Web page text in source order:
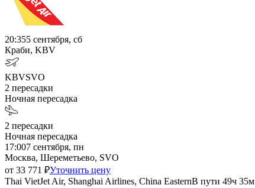
20:355 сентября, сб
Краби, KBV
KBVSVO
2 пересадки
Ночная пересадка
2 пересадки
Ночная пересадка
17:007 сентября, пн
Москва, Шереметьево, SVO
от 33 771 ₽Уточнить цену
Thai VietJet Air, Shanghai Airlines, China EasternВ пути 49ч 35м